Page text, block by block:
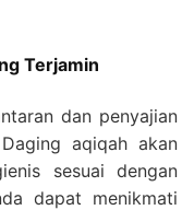
Terjamin
dan penyajian
aqiqah akan
sesuai dengan
dapat menikmati